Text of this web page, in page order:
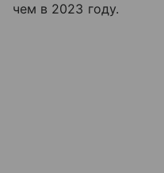
чем в 2023 году.